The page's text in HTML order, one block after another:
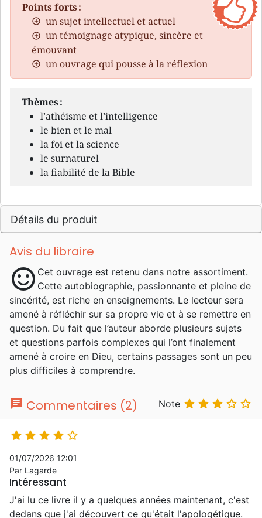
Points forts :
un sujet intellectuel et actuel
un témoignage atypique, sincère et
émouvant
un ouvrage qui pousse à la réflexion
Thèmes :
l’athéisme et l’intelligence
le bien et le mal
la foi et la science
le surnaturel
la fiabilité de la Bible
Détails du produit
Avis du libraire
sentiment_satisfied Cet ouvrage est retenu dans notre assortiment.
Cette autobiographie, passionnante et pleine de
sincérité, est riche en enseignements. Le lecteur sera
amené à réfléchir sur sa propre vie et à se remettre en
question. Du fait que l’auteur aborde plusieurs sujets
et questions parfois complexes qui l’ont finalement
amené à croire en Dieu, certains passages sont un peu
plus difficiles à comprendre.
chat Commentaires (2) Note     
    
01/07/2026 12:01
Par Lagarde
Intéressant
J'ai lu ce livre il y a quelques années maintenant, c'est
dedans que j'ai découvert ce qu'était l'apologétique.